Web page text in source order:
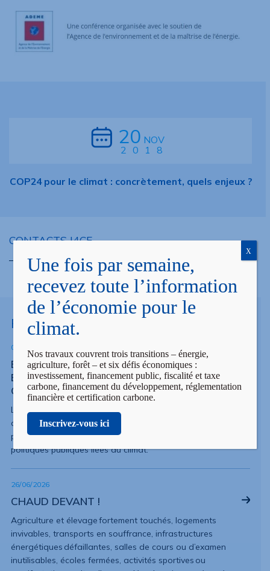
20 NOV
2018
COP24 pour le climat : concrètement, quels enjeux ?
CONTACTS I4CE
POUR ALLER PLUS LOIN
08/07/2026
ÉTAT DES LIEUX DES PROGRÈS DE L’UNION
EUROPÉENNE VERS LA NEUTRALITÉ
CLIMAT – RAPPORT ECNO 2026
L’analyse d’ECNO s’articule autour de 13 éléments
constitutifs de la transition, suivant l’évolution sur six ans de
près de 146 indicateurs ainsi que l’impact attendu des
politiques publiques liées au climat.
26/06/2026
CHAUD DEVANT !
Agriculture et élevage fortement touchés, logements
invivables, transports en souffrance, infrastructures
énergétiques défaillantes, salles de cours ou d’examen
inutilisables, écoles fermées, activités sportives ou
Une fois par semaine,
recevez toute l’information
de l’économie pour le
climat.
Nos travaux couvrent trois transitions – énergie,
agriculture, forêt – et six défis économiques :
investissement, financement public, fiscalité et taxe
carbone, financement du développement, réglementation
financière et certification carbone.
Inscrivez-vous ici
X